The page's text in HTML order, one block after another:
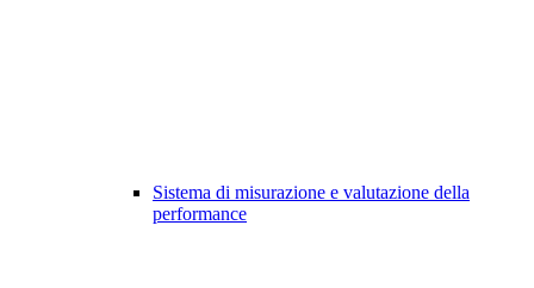
Sistema di misurazione e valutazione della
performance